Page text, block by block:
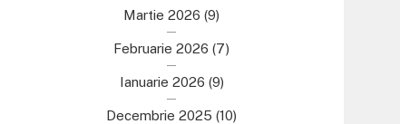
Martie 2026 (9)
Februarie 2026 (7)
Ianuarie 2026 (9)
Decembrie 2025 (10)